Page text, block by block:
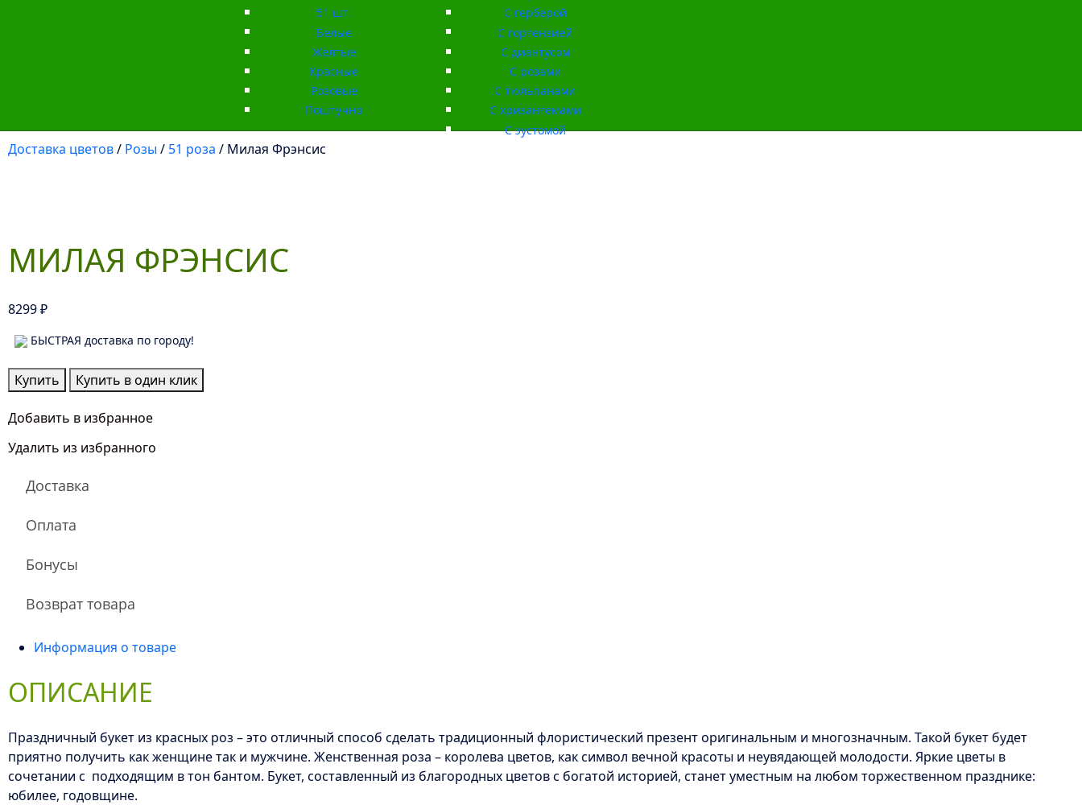
51 шт.
Белые
Жёлтые
Красные
Розовые
Поштучно
С герберой
С гортензией
С диантусом
С розами
С тюльпанами
С хризантемами
С эустомой
Доставка цветов/ Розы / 51 роза / Милая Фрэнсис
МИЛАЯ ФРЭНСИС
8299₽
БЫСТРАЯ доставка по городу!
Количество
товара
Милая
Купить Купить в один клик
Добавить в избранное
Удалить из избранного
Доставка
Оплата
Бонусы
Возврат товара
Информация о товаре
ОПИСАНИЕ
Праздничный букет из красных роз – это отличный способ сделать традиционный флористический презент оригинальным и многозначным. Такой букет будет
приятно получить как женщине так и мужчине. Женственная роза – королева цветов, как символ вечной красоты и неувядающей молодости. Яркие цветы в
сочетании с подходящим в тон бантом. Букет, составленный из благородных цветов с богатой историей, станет уместным на любом торжественном празднике:
юбилее, годовщине.